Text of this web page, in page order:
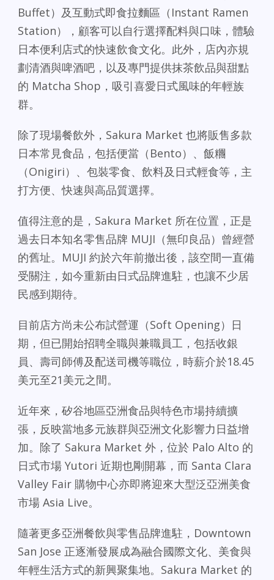
Buffet）及互動式即食拉麵區（Instant Ramen
Station），顧客可以自行選擇配料與口味，體驗
日本便利店式的快速飲食文化。此外，店內亦規
劃清酒與啤酒吧，以及專門提供抹茶飲品與甜點
的 Matcha Shop，吸引喜愛日式風味的年輕族
群。
除了現場餐飲外，Sakura Market 也將販售多款
日本常見食品，包括便當（Bento）、飯糰
（Onigiri）、包裝零食、飲料及日式輕食等，主
打方便、快速與高品質選擇。
值得注意的是，Sakura Market 所在位置，正是
過去日本知名零售品牌 MUJI（無印良品）曾經營
的舊址。MUJI 約於六年前撤出後，該空間一直備
受關注，如今重新由日式品牌進駐，也讓不少居
民感到期待。
目前店方尚未公布試營運（Soft Opening）日
期，但已開始招聘全職與兼職員工，包括收銀
員、壽司師傅及配送司機等職位，時薪介於18.45
美元至21美元之間。
近年來，矽谷地區亞洲食品與特色市場持續擴
張，反映當地多元族群與亞洲文化影響力日益增
加。除了 Sakura Market 外，位於 Palo Alto 的
日式市場 Yutori 近期也剛開幕，而 Santa Clara
Valley Fair 購物中心亦即將迎來大型泛亞洲美食
市場 Asia Live。
隨著更多亞洲餐飲與零售品牌進駐，Downtown
San Jose 正逐漸發展成為融合國際文化、美食與
年輕生活方式的新興聚集地。Sakura Market 的